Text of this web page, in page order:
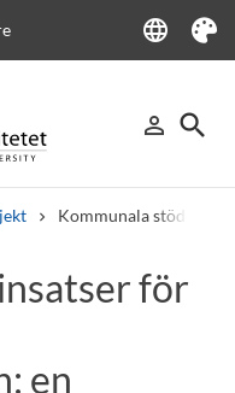
language
Language
Tema
person_outline
Logga in
search
Sök
Kommunala
för
en